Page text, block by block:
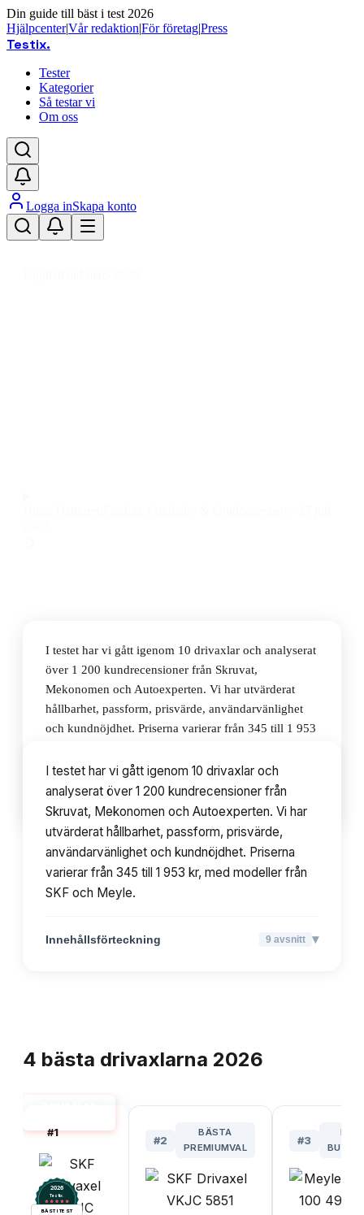
Din guide till bäst i test 2026
Hjälpcenter|Vår redaktion|För företag|Press
Testix.
Tester
Kategorier
Så testar vi
Om oss
Logga inSkapa konto
I testet har vi gått igenom 10 drivaxlar och analyserat
över 1 200 kundrecensioner från Skruvat,
Mekonomen och Autoexperten. Vi har utvärderat
hållbarhet, passform, prisvärde, användarvänlighet
och kundnöjdhet. Priserna varierar från 345 till 1 953
Innehållsförteckning 9avsnitt
I testet har vi gått igenom 10 drivaxlar och
analyserat över 1 200 kundrecensioner från
Skruvat, Mekonomen och Autoexperten. Vi har
utvärderat hållbarhet, passform, prisvärde,
användarvänlighet och kundnöjdhet. Priserna
varierar från 345 till 1 953 kr, med modeller från
SKF och Meyle.
Innehållsförteckning 9 avsnitt ▾
4 bästa drivaxlarna 2026
#1
2026
Testix.
BÄST I TEST
#2
BÄSTA
PREMIUMVAL
#3